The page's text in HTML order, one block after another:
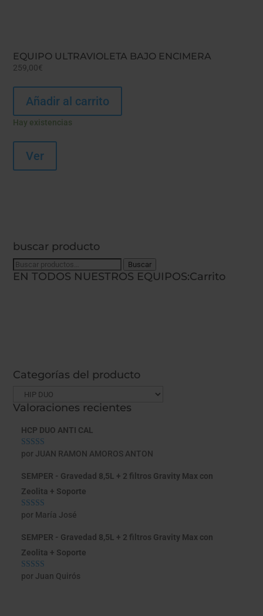
EQUIPO ULTRAVIOLETA BAJO ENCIMERA
259,00€
Añadir al carrito
Hay existencias
Ver
buscar producto
Buscar
por:
Buscar
EN TODOS NUESTROS EQUIPOS:Carrito
Categorías del producto
Valoraciones recientes
HCP DUO ANTI CAL
Valorado con
por JUAN RAMON AMOROS ANTON
SEMPER - Gravedad 8,5L + 2 filtros Gravity Max con
Zeolita + Soporte
Valorado con
por María José
SEMPER - Gravedad 8,5L + 2 filtros Gravity Max con
Zeolita + Soporte
Valorado con
por Juan Quirós